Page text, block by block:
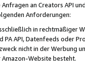
Anfragen an Creators API
Anforderungen:
in rechtmäßiger
PA API, Datenfeeds oder
nicht in der Werbung
Website besteht.